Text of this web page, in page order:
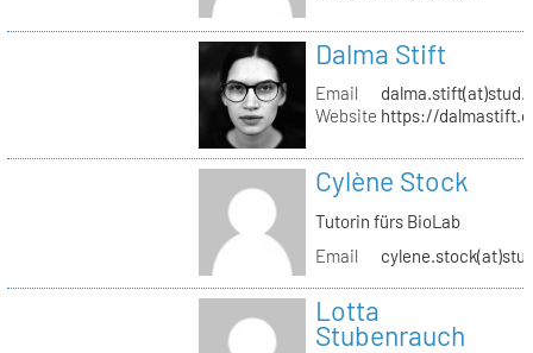
Dalma Stift
Email
Website https://
Cylène Stock
Tutorin fürs BioLab
Email
Lotta
Stubenrauch